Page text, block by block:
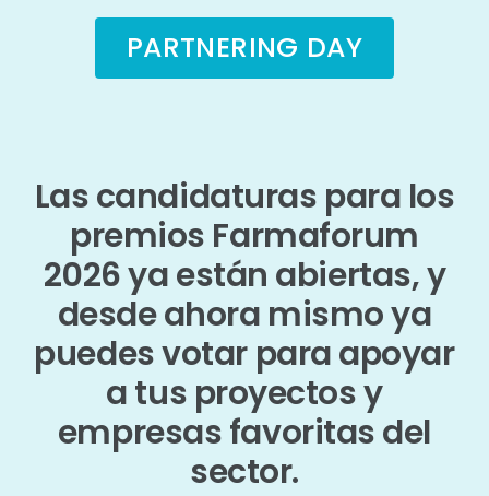
PARTNERING DAY
Las candidaturas para los
premios Farmaforum
2026 ya están abiertas, y
desde ahora mismo ya
puedes votar para apoyar
a tus proyectos y
empresas favoritas del
sector.